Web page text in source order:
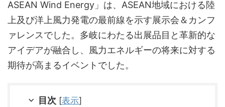
ASEAN Wind Energy」は、ASEAN地域における陸
上及び洋上風力発電の最前線を示す展示会＆カンフ
ァレンスでした。多岐にわたる出展品目と革新的な
アイデアが融合し、風力エネルギーの将来に対する
期待が高まるイベントでした。
目次 [表示]